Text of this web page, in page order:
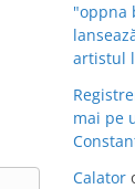
"oppna
artistul
mai pe
Calator